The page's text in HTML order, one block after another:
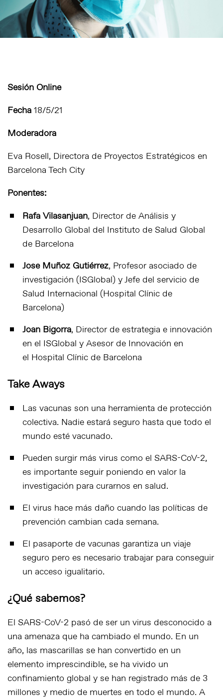
Sesión Online
Fecha 18/5/21
Moderadora
Eva Rosell, Directora de Proyectos Estratégicos en
Barcelona Tech City
Ponentes:
Rafa Vilasanjuan, Director de Análisis y
Desarrollo Global del Instituto de Salud Global
de Barcelona
Jose Muñoz Gutiérrez, Profesor asociado de
investigación (ISGlobal) y Jefe del servicio de
Salud Internacional (Hospital Clínic de
Barcelona)
Joan Bigorra, Director de estrategia e innovación
en el ISGlobal y Asesor de Innovación en
el Hospital Clínic de Barcelona
Take Aways
Las vacunas son una herramienta de protección
colectiva. Nadie estará seguro hasta que todo el
mundo esté vacunado.
Pueden surgir más virus como el SARS-CoV-2,
es importante seguir poniendo en valor la
investigación para curarnos en salud.
El virus hace más daño cuando las políticas de
prevención cambian cada semana.
El pasaporte de vacunas garantiza un viaje
seguro pero es necesario trabajar para conseguir
un acceso igualitario.
¿Qué sabemos?
El SARS-CoV-2 pasó de ser un virus desconocido a
una amenaza que ha cambiado el mundo. En un
año, las mascarillas se han convertido en un
elemento imprescindible, se ha vivido un
confinamiento global y se han registrado más de 3
millones y medio de muertes en todo el mundo. A